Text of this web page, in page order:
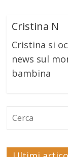
Cristina N
Cristina si
news sul
bambina